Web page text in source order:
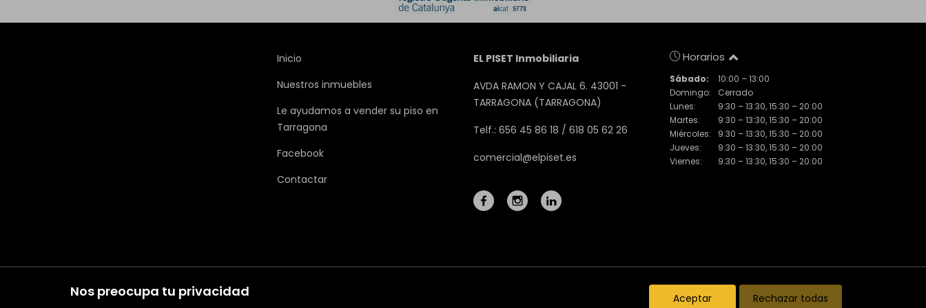
Nos preocupa tu privacidad Aceptar Rechazar todas
Inicio
Nuestros inmuebles
Le ayudamos a vender su piso en
Tarragona
Facebook
Contactar
EL PISET Inmobiliaria
AVDA RAMON Y CAJAL 6. 43001 -
TARRAGONA (TARRAGONA)
Telf.: 656 45 86 18 / 618 05 62 26
comercial@elpiset.es
Horarios
Sábado:
10:00 – 13:00
Domingo:
Cerrado
Lunes:
9:30 – 13:30, 15:30 – 20:00
Martes:
9:30 – 13:30, 15:30 – 20:00
Miércoles:
9:30 – 13:30, 15:30 – 20:00
Jueves:
9:30 – 13:30, 15:30 – 20:00
Viernes:
9:30 – 13:30, 15:30 – 20:00
Inmuebles destacados Noticias